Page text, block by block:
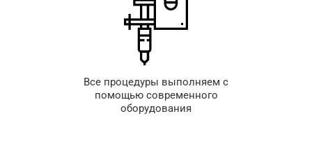
Все процедуры выполняем с
помощью современного
оборудования